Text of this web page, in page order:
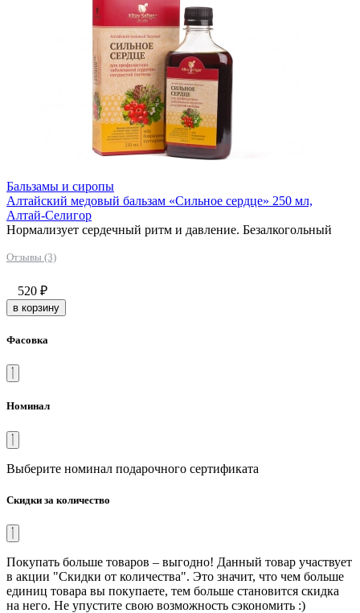
Бальзамы и сиропы
Алтайский медовый бальзам «Сильное сердце» 250 мл,
Алтай-Селигор
Нормализует сердечный ритм и давление. Безалкогольный
Отзывы (3)
520 ₽
в корзину
Фасовка
Номинал
Выберите номинал подарочного сертификата
Скидки за количество
Покупать больше товаров – выгодно! Данный товар участвует
в акции "Скидки от количества". Это значит, что чем больше
единиц товара вы покупаете, тем больше становится скидка
на него. Не упустите свою возможность сэкономить :)